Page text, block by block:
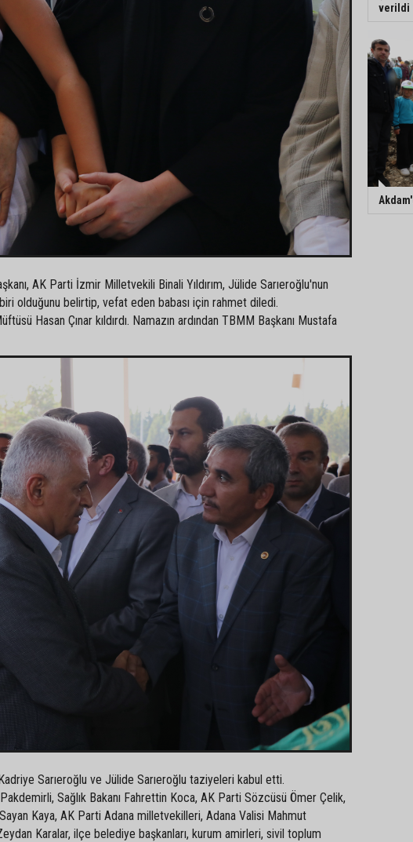
AK Parti İzmir Milletvekili Binali Yıldırım, Jülide Sarıeroğlu'nun
olduğunu belirtip, vefat eden babası için rahmet diledi.
Hasan Çınar kıldırdı. Namazın ardından TBMM Başkanı Mustafa
Sarıeroğlu ve Jülide Sarıeroğlu taziyeleri kabul etti.
Sağlık Bakanı Fahrettin Koca, AK Parti Sözcüsü Ömer Çelik,
Kaya, AK Parti Adana milletvekilleri, Adana Valisi Mahmut
Karalar, ilçe belediye başkanları, kurum amirleri, sivil toplum
verildi